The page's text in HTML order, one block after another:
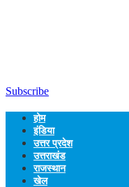
Subscribe
होम
इंडिया
उत्तर प्रदेश
उत्तराखंड
राजस्थान
खेल